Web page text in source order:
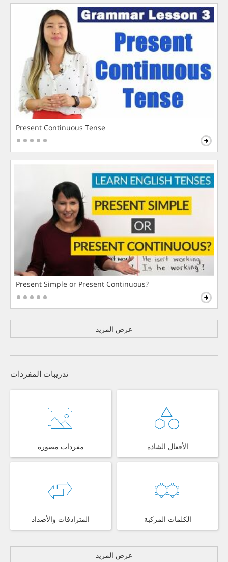
Present Continuous Tense
Present Simple or Present Continuous?
عرض المزيد
تدريبات المفردات
مفردات مصورة الأفعال الشاذة
المترادفات والأضداد الكلمات المركبة
عرض المزيد